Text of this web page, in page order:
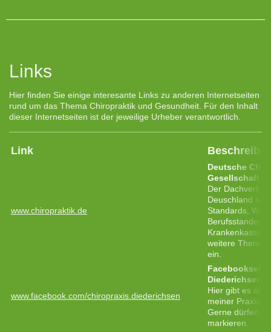
Links
Hier finden Sie einige interesante Links zu anderen Internetseiten
rund um das Thema Chiropraktik und Gesundheit. Für den Inhalt
dieser Internetseiten ist der jeweilige Urheber verantwortlich.
Link
www.chiropraktik.de
Deutsche
Gesellschaft
Der
Deuschland
Standards,
Berufsstandes,
weitere
ein.
www.facebook.com/chiropraxis.diederichsen
Diederichsen
Hier gibt es
meiner Praxis
Gerne dürfen
markieren.